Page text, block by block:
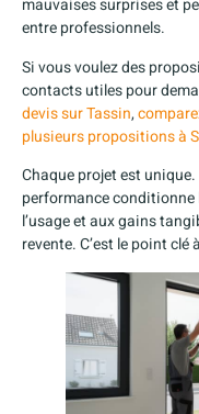
mauvaises surprises et
entre professionnels.
Si vous voulez des
contacts utiles pour
devis sur Tassin,
plusieurs propositions à
Chaque projet est
performance
l’usage et aux gains
revente. C’est le point clé